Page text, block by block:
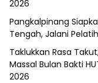
2026
Pangkalpinang
Tengah, Jalani
Taklukkan Rasa
Massal Bulan Bakti
2026